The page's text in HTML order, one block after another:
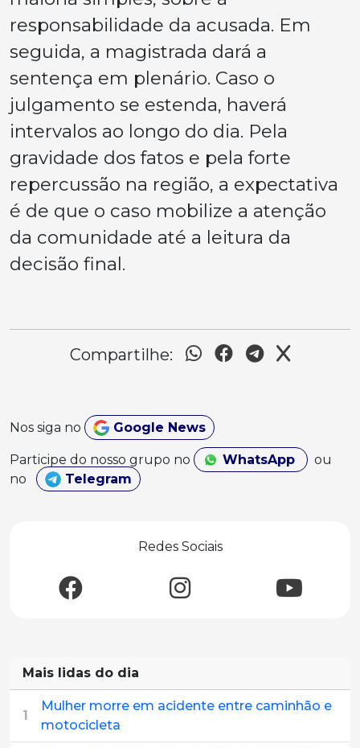
responsabilidade da acusada. Em
seguida, a magistrada dará a
sentença em plenário. Caso o
julgamento se estenda, haverá
intervalos ao longo do dia. Pela
gravidade dos fatos e pela forte
repercussão na região, a expectativa
é de que o caso mobilize a atenção
da comunidade até a leitura da
decisão final.
Compartilhe:
Nos siga no Google News
Participe do nosso grupo no WhatsApp
ou
no
Telegram
Redes Sociais
Mais lidas do dia
1
Mulher morre em acidente entre caminhão e
motocicleta